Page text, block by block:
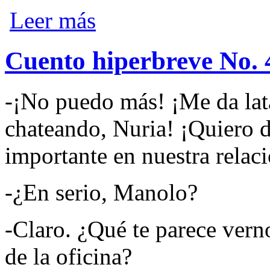
Leer más
Cuento hiperbreve No.
-¡No puedo más! ¡Me da
chateando, Nuria! ¡Quiero
importante en nuestra
-¿En serio, Manolo?
-Claro. ¿Qué te parece
de la oficina?